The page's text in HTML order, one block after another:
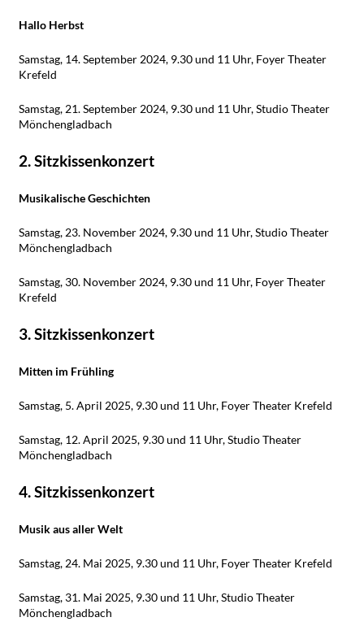
Hallo Herbst
Samstag, 14. September 2024, 9.30 und 11 Uhr, Foyer Theater
Krefeld
Samstag, 21. September 2024, 9.30 und 11 Uhr, Studio Theater
Mönchengladbach
2. Sitzkissenkonzert
Musikalische Geschichten
Samstag, 23. November 2024, 9.30 und 11 Uhr, Studio Theater
Mönchengladbach
Samstag, 30. November 2024, 9.30 und 11 Uhr, Foyer Theater
Krefeld
3. Sitzkissenkonzert
Mitten im Frühling
Samstag, 5. April 2025, 9.30 und 11 Uhr, Foyer Theater Krefeld
Samstag, 12. April 2025, 9.30 und 11 Uhr, Studio Theater
Mönchengladbach
4. Sitzkissenkonzert
Musik aus aller Welt
Samstag, 24. Mai 2025, 9.30 und 11 Uhr, Foyer Theater Krefeld
Samstag, 31. Mai 2025, 9.30 und 11 Uhr, Studio Theater
Mönchengladbach